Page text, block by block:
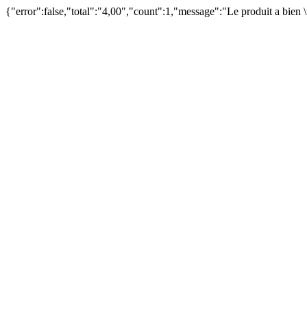
{"error":false,"total":"4,00","count":1,"message":"Le produit a bien